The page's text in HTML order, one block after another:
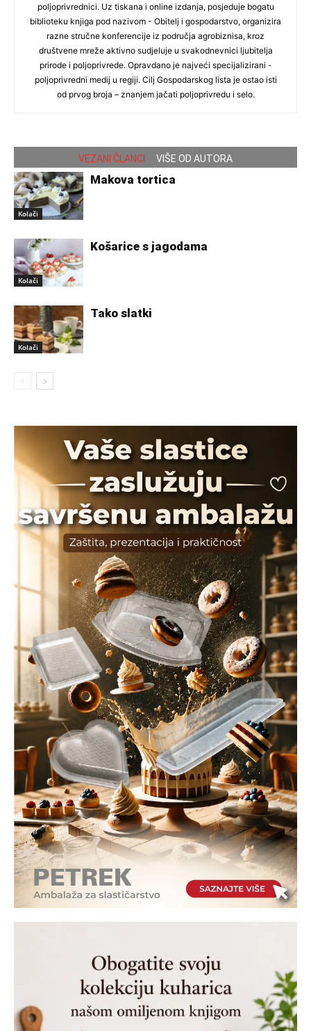
poljoprivrednici. Uz tiskana i online izdanja, posjeduje bogatu
biblioteku knjiga pod nazivom - Obitelj i gospodarstvo, organizira
razne stručne konferencije iz područja agrobiznisa, kroz
društvene mreže aktivno sudjeluje u svakodnevnici ljubitelja
prirode i poljoprivrede. Opravdano je najveći specijalizirani -
poljoprivredni medij u regiji. Cilj Gospodarskog lista je ostao isti
od prvog broja – znanjem jačati poljoprivredu i selo.
VEZANI ČLANCI VIŠE OD AUTORA
Kolači
Makova tortica
Kolači
Košarice s jagodama
Kolači
Tako slatki